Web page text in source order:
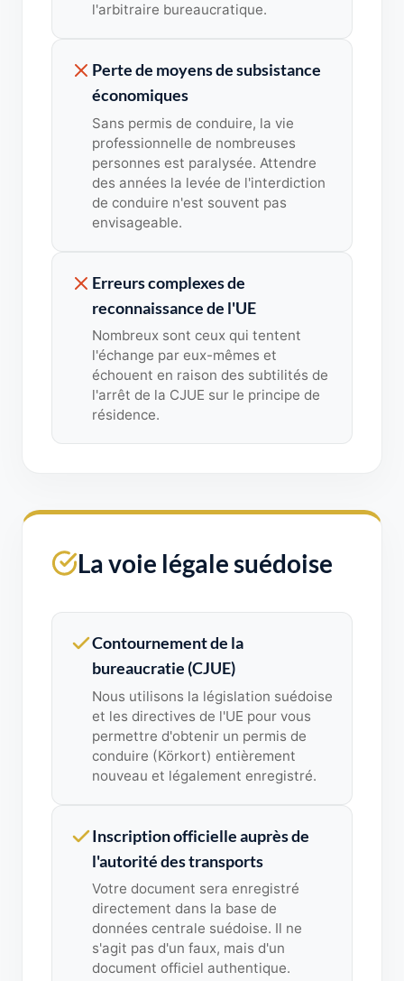
l'arbitraire bureaucratique.
Perte de moyens de subsistance
économiques
Sans permis de conduire, la vie
professionnelle de nombreuses
personnes est paralysée. Attendre
des années la levée de l'interdiction
de conduire n'est souvent pas
envisageable.
Erreurs complexes de
reconnaissance de l'UE
Nombreux sont ceux qui tentent
l'échange par eux-mêmes et
échouent en raison des subtilités de
l'arrêt de la CJUE sur le principe de
résidence.
La voie légale suédoise
Contournement de la
bureaucratie (CJUE)
Nous utilisons la législation suédoise
et les directives de l'UE pour vous
permettre d'obtenir un permis de
conduire (Körkort) entièrement
nouveau et légalement enregistré.
Inscription officielle auprès de
l'autorité des transports
Votre document sera enregistré
directement dans la base de
données centrale suédoise. Il ne
s'agit pas d'un faux, mais d'un
document officiel authentique.